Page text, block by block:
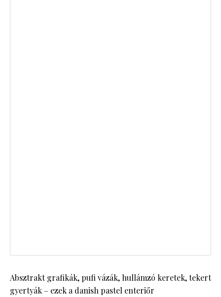
Absztrakt grafikák, pufi vázák, hullámzó keretek, tekert
gyertyák – ezek a danish pastel enteriőr